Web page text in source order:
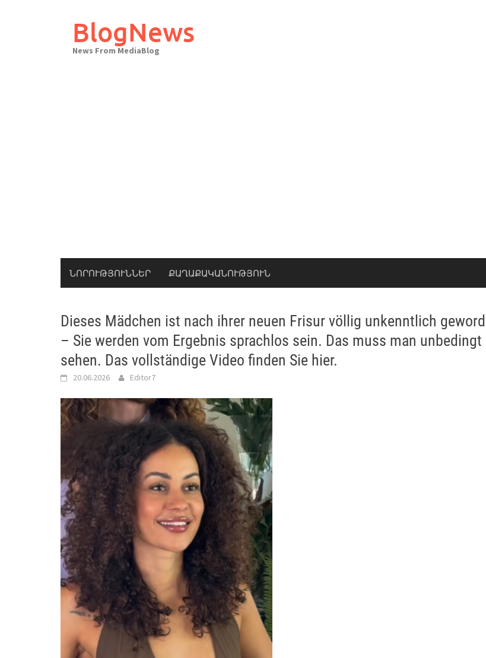
BlogNews
News From MediaBlog
ՆՈՐՈՒԹՅՈՒՆՆԵՐ ՔԱՂԱՔԱԿԱՆՈՒԹՅՈՒՆ
Dieses Mädchen ist nach ihrer neuen Frisur völlig unkenntlich
– Sie werden vom Ergebnis sprachlos sein. Das muss man unbedingt
sehen. Das vollständige Video finden Sie hier.
20.06.2026 Editor7